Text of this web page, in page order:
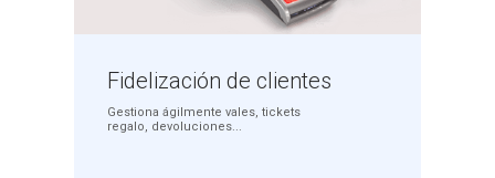
Fidelizaciónde clientes
Gestiona ágilmente vales, tickets
regalo, devoluciones...